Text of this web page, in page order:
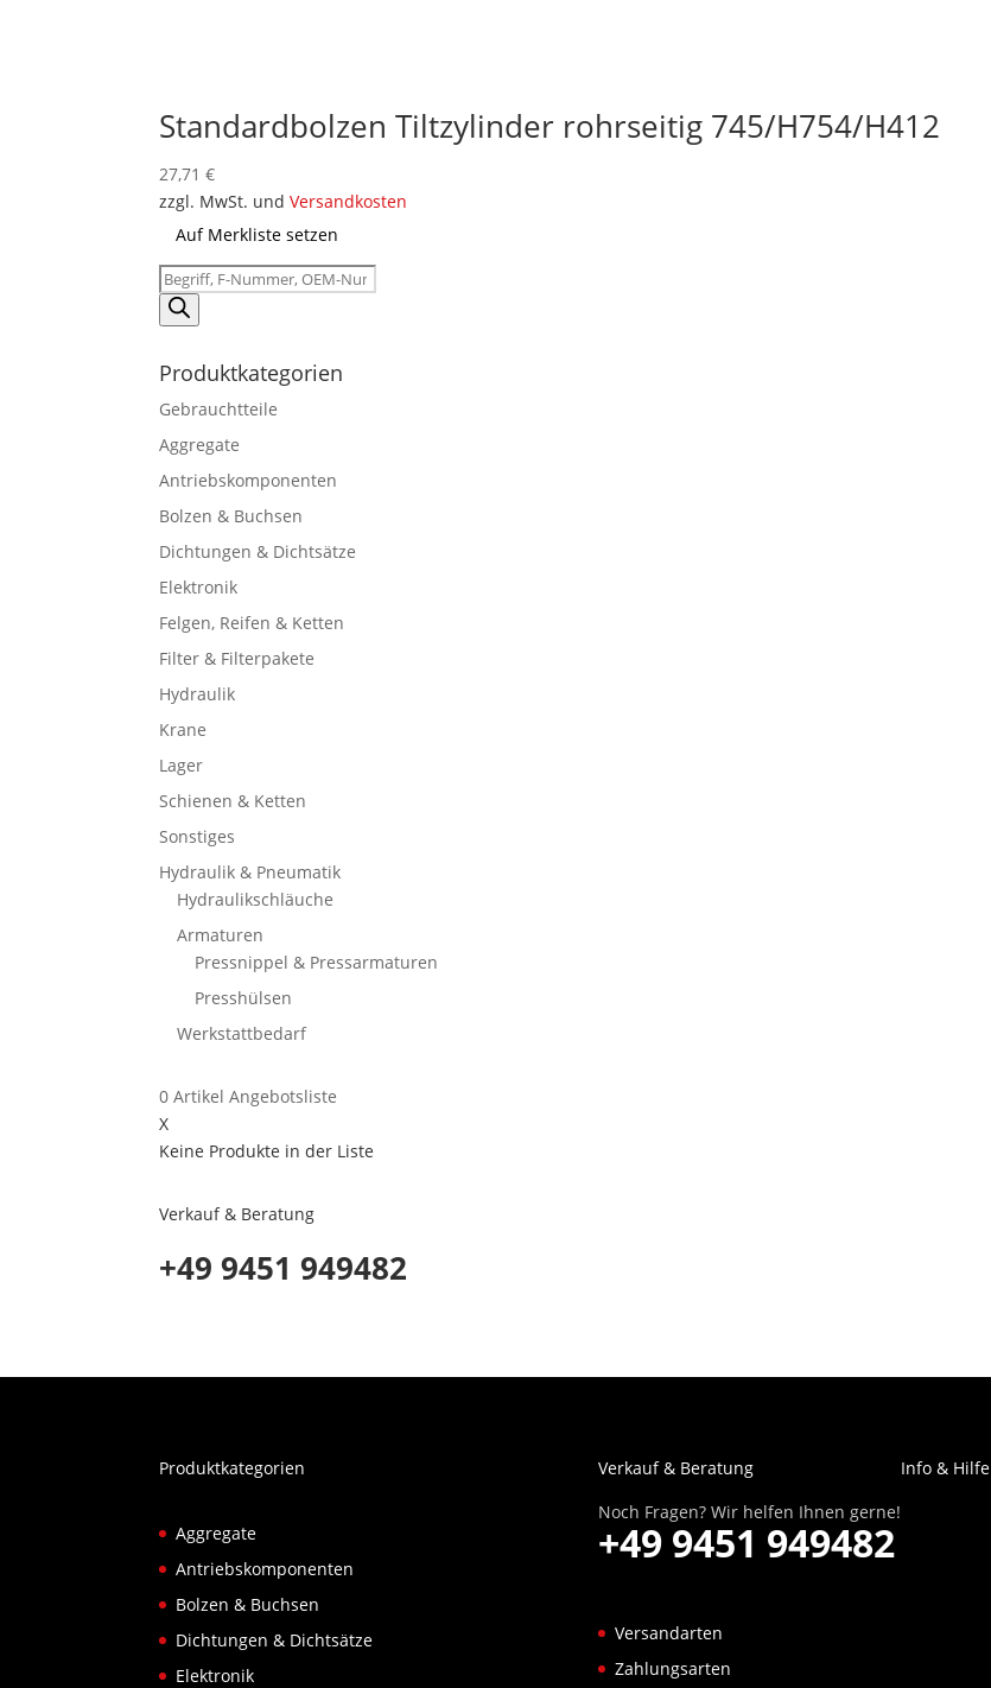
Standardbolzen Tiltzylinder rohrseitig 745/H754/H412
27,71€
zzgl. MwSt. undVersandkosten
Auf Merkliste setzen
Products
search
Produktkategorien
Gebrauchtteile
Aggregate
Antriebskomponenten
Bolzen & Buchsen
Dichtungen & Dichtsätze
Elektronik
Felgen, Reifen & Ketten
Filter & Filterpakete
Hydraulik
Krane
Lager
Schienen & Ketten
Sonstiges
Hydraulik & Pneumatik
Hydraulikschläuche
Armaturen
Pressnippel & Pressarmaturen
Presshülsen
Werkstattbedarf
0 ArtikelAngebotsliste
X
Keine Produkte in der Liste
Verkauf & Beratung
+49 9451 949482
Produktkategorien
Aggregate
Antriebskomponenten
Bolzen & Buchsen
Dichtungen & Dichtsätze
Elektronik
Verkauf & Beratung
Noch Fragen? Wir helfen Ihnen gerne!
+49 9451 949482
Info & Hilfe
Versandarten
Zahlungsarten